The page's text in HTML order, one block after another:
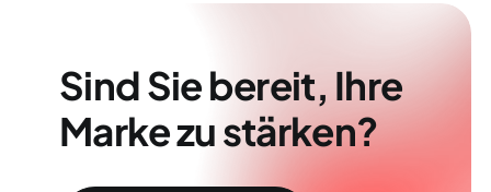
Sind Sie bereit, Ihre
Marke zu stärken?